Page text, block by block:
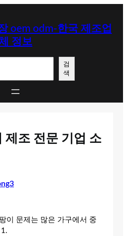
oem odm-한국 제조업
정보
검
색
제조 전문 기업 소
이 문제는 많은 가구에서 중